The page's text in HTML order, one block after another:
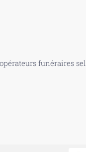
funéraires